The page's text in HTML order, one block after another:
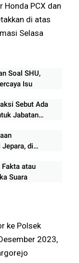
Honda PCX dan
di atas
Selasa
Soal SHU,
Isu
Sebut Ada
Jabatan
di
atau
Suara
ke Polsek
2023,